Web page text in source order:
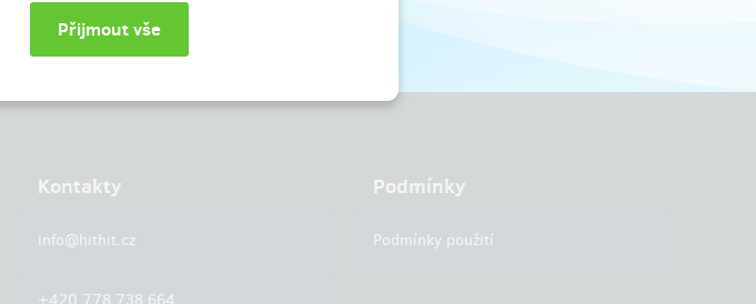
Kontakty
info@hithit.cz
Podmínky
Podmínky použití